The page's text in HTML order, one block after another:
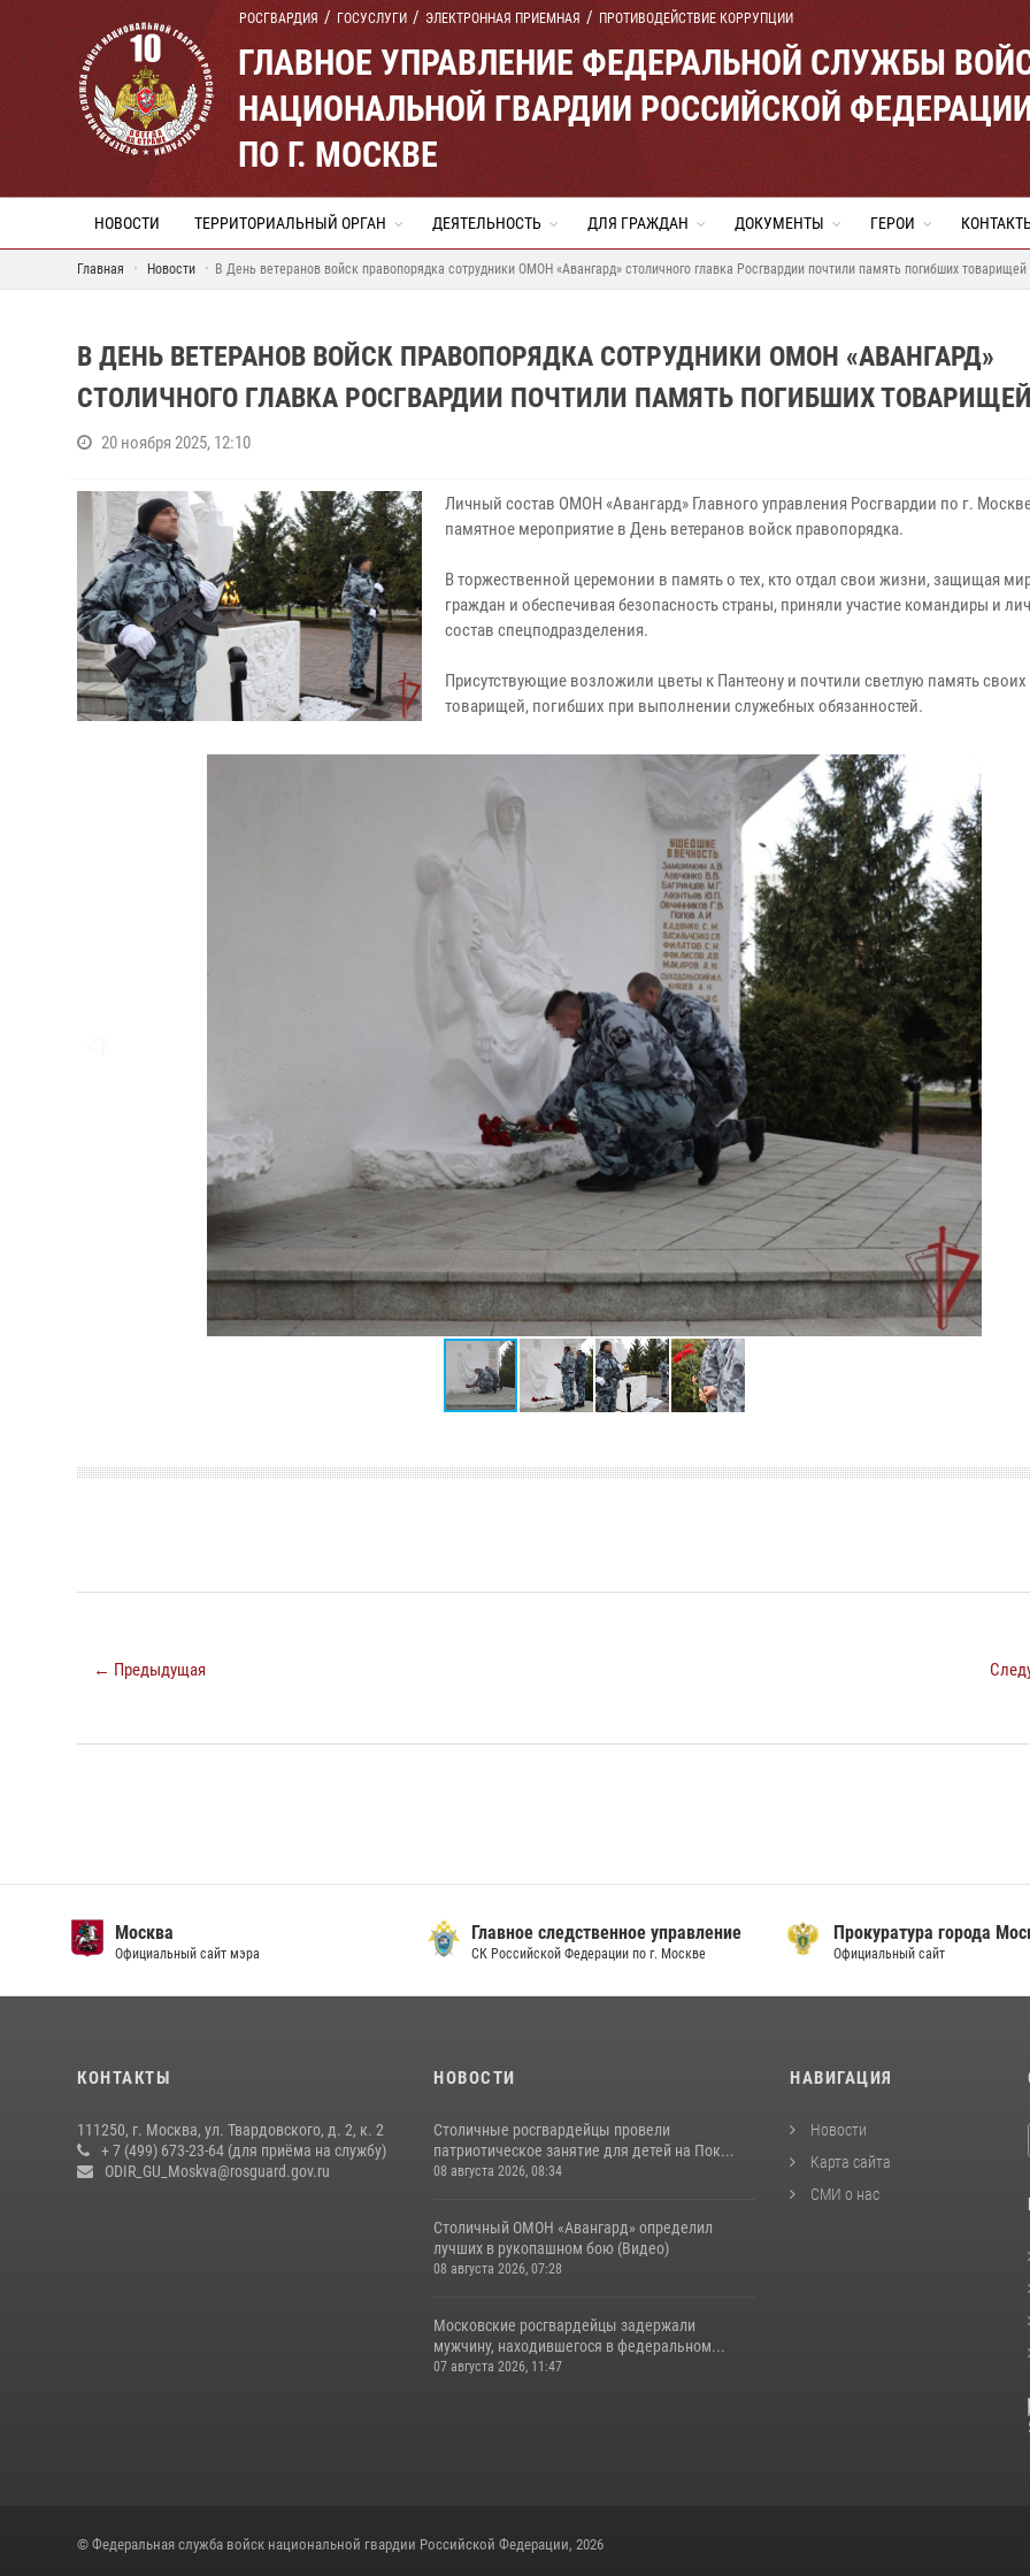
РОСГВАРДИЯ ГОСУСЛУГИ ЭЛЕКТРОННАЯ ПРИЕМНАЯ ПРОТИВОДЕЙСТВИЕ КОРРУПЦИИ
ГЛАВНОЕ УПРАВЛЕНИЕ ФЕДЕРАЛЬНОЙ СЛУЖБЫ
НАЦИОНАЛЬНОЙ ГВАРДИИ РОССИЙСКОЙ
ПО Г. МОСКВЕ
НОВОСТИ ТЕРРИТОРИАЛЬНЫЙ ОРГАН ДЕЯТЕЛЬНОСТЬ ДЛЯ ГРАЖДАН ДОКУМЕНТЫ ГЕРОИ
Главная Новости В День ветеранов войск правопорядка сотрудники ОМОН «Авангард» столичного главка Росгвардии почтили память погибших товарищей
В ДЕНЬ ВЕТЕРАНОВ ВОЙСК ПРАВОПОРЯДКА СОТРУДНИКИ ОМОН «АВАНГАРД»
СТОЛИЧНОГО ГЛАВКА РОСГВАРДИИ ПОЧТИЛИ ПАМЯТЬ ПОГИБШИХ ТОВАРИЩЕЙ
20 ноября 2025, 12:10
Личный состав ОМОН «Авангард» Главного управления Росгвардии по г.
памятное мероприятие в День ветеранов войск правопорядка.
В торжественной церемонии в память о тех, кто отдал свои жизни, защищая
граждан и обеспечивая безопасность страны, приняли участие командиры и
состав спецподразделения.
Присутствующие возложили цветы к Пантеону и почтили светлую память
товарищей, погибших при выполнении служебных обязанностей.
← Предыдущая
Москва
Официальный сайт мэра
Главное следственное управление
СК Российской Федерации по г. Москве
Прокуратура города
Официальный сайт
КОНТАКТЫ
111250, г. Москва, ул. Твардовского, д. 2, к. 2
+ 7 (499) 673-23-64 (для приёма на службу)
ODIR_GU_Moskva@rosguard.gov.ru
НОВОСТИ
Столичные росгвардейцы провели
патриотическое занятие для детей на Пок...
08 августа 2026, 08:34
Столичный ОМОН «Авангард» определил
лучших в рукопашном бою (Видео)
08 августа 2026, 07:28
Московские росгвардейцы задержали
мужчину, находившегося в федеральном...
07 августа 2026, 11:47
НАВИГАЦИЯ
Новости
Карта сайта
СМИ о нас
© Федеральная служба войск национальной гвардии Российской Федерации, 2026